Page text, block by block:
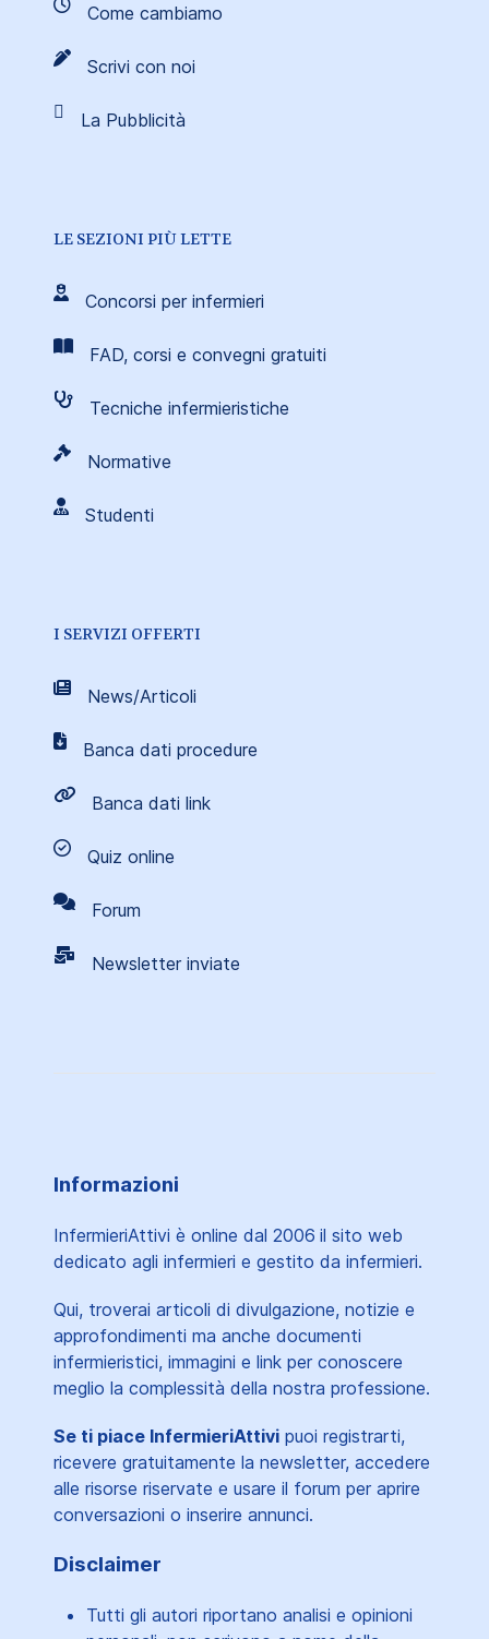
Come cambiamo
Scrivi con noi
La Pubblicità
LE SEZIONI PIÙ LETTE
Concorsi per infermieri
FAD, corsi e convegni gratuiti
Tecniche infermieristiche
Normative
Studenti
I SERVIZI OFFERTI
News/Articoli
Banca dati procedure
Banca dati link
Quiz online
Forum
Newsletter inviate
Informazioni
InfermieriAttivi è online dal 2006 il sito web
dedicato agli infermieri e gestito da infermieri.
Qui, troverai articoli di divulgazione, notizie e
approfondimenti ma anche documenti
infermieristici, immagini e link per conoscere
meglio la complessità della nostra professione.
Se ti piace InfermieriAttivi puoi registrarti,
ricevere gratuitamente la newsletter, accedere
alle risorse riservate e usare il forum per aprire
conversazioni o inserire annunci.
Disclaimer
Tutti gli autori riportano analisi e opinioni